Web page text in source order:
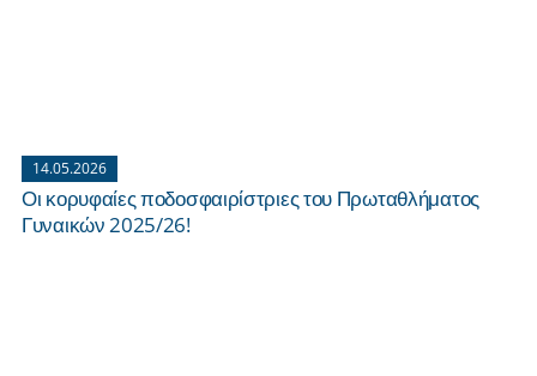
14.05.2026
Οι κορυφαίες ποδοσφαιρίστριες του Πρωταθλήματος
Γυναικών 2025/26!